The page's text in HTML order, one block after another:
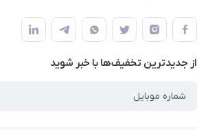
تجاری بین المللی داریوش ، طبقه همکف ،
لیست محصولات
درباره ما
پیگیری سفارش
شیوه های پرداخت
رویه مرجوع کالا
شرایط و قوانین
از جدید‌ترین تخفیف‌ها با‌ خبر شوید